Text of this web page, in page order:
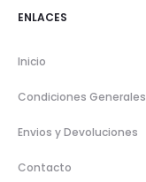
ENLACES
Inicio
Condiciones Generales
Envios y Devoluciones
Contacto